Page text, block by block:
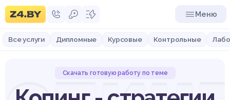
Меню
Все услуги Дипломные Курсовые Контрольные
Скачать готовую работу по теме